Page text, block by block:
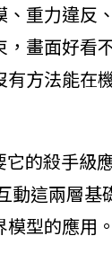
重力違反
畫面好看
方法能在
的殺手級
動這兩層基
型的應用。